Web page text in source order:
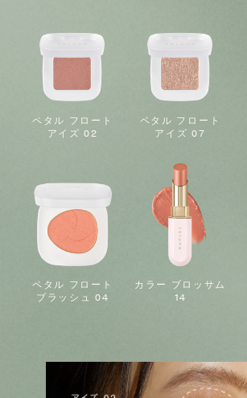
ペタル フロート
アイズ 02
ペタル フロート
アイズ 07
ペタル フロート
ブラッシュ 04
カラー ブロッサム
14